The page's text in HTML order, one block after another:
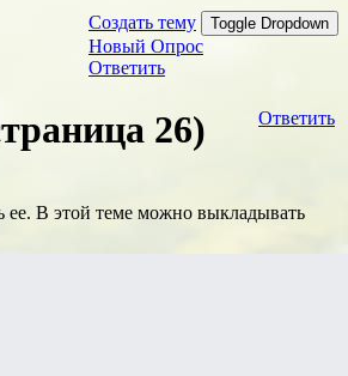
Создать тему Toggle Dropdown
Новый Опрос
Ответить
Ответить
26)
ее. В этой теме можно выкладывать